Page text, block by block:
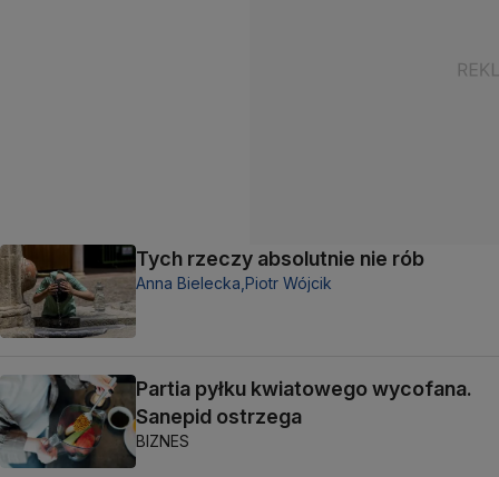
Tych rzeczy absolutnie nie rób
Anna Bielecka, Piotr Wójcik
Partia pyłku kwiatowego wycofana.
Sanepid ostrzega
BIZNES